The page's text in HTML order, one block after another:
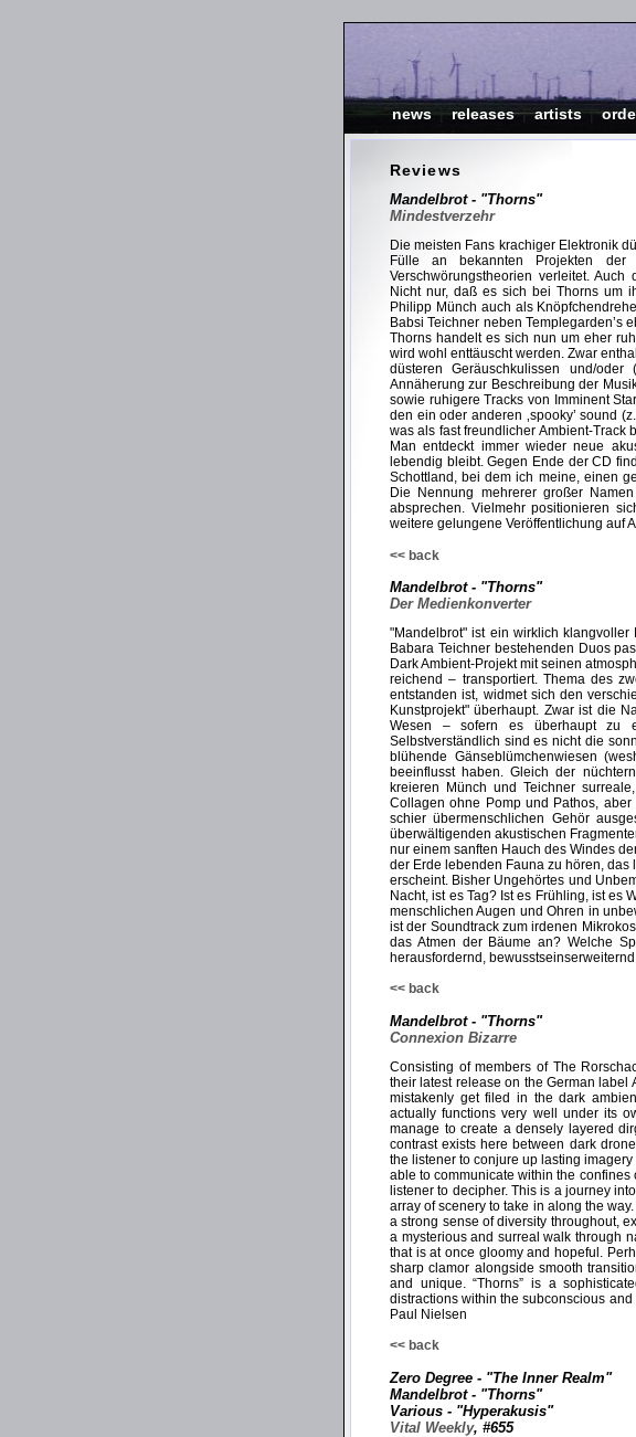
news |releases|artists|
Reviews
Mandelbrot - "Thorns"
Mindestverzehr
Die meisten Fans krachiger Elektronik
Fülle an bekannten Projekten
Verschwörungstheorien verleitet.
Nicht nur, daß es sich bei Thorns um
Philipp Münch auch als
Babsi Teichner neben Templegarden’s
Thorns handelt es sich nun um eher
wird wohl enttäuscht werden. Zwar
düsteren Geräuschkulissen und/
Annäherung zur Beschreibung der
sowie ruhigere Tracks von Imminent
den ein oder anderen ‚spooky’ sound
was als fast freundlicher Ambient-Track
Man entdeckt immer wieder neue
lebendig bleibt. Gegen Ende der CD
Schottland, bei dem ich meine, einen
Die Nennung mehrerer großer
absprechen. Vielmehr positionieren
weitere gelungene Veröffentlichung auf
<< back
Mandelbrot - "Thorns"
Der Medienkonverter
"Mandelbrot" ist ein wirklich
Babara Teichner bestehenden Duos
Dark Ambient-Projekt mit seinen
reichend – transportiert. Thema des
entstanden ist, widmet sich den
Kunstprojekt" überhaupt. Zwar ist die
Wesen – sofern es überhaupt zu
Selbstverständlich sind es nicht die
blühende Gänseblümchenwiesen
beeinflusst haben. Gleich der
kreieren Münch und Teichner
Collagen ohne Pomp und Pathos,
schier übermenschlichen Gehör
überwältigenden akustischen
nur einem sanften Hauch des Windes
der Erde lebenden Fauna zu hören,
erscheint. Bisher Ungehörtes und
Nacht, ist es Tag? Ist es Frühling, ist es
menschlichen Augen und Ohren in
ist der Soundtrack zum irdenen
das Atmen der Bäume an? Welche
herausfordernd,
<< back
Mandelbrot - "Thorns"
Connexion Bizarre
Consisting of members of The
their latest release on the German label
mistakenly get filed in the dark
actually functions very well under its
manage to create a densely layered
contrast exists here between dark
the listener to conjure up lasting
able to communicate within the
listener to decipher. This is a journey
array of scenery to take in along the
a strong sense of diversity throughout,
a mysterious and surreal walk through
that is at once gloomy and hopeful.
sharp clamor alongside smooth
and unique. “Thorns” is a
distractions within the subconscious
Paul Nielsen
<< back
Zero Degree - "The Inner Realm"
Mandelbrot - "Thorns"
Various - "Hyperakusis"
Vital Weekly, #655